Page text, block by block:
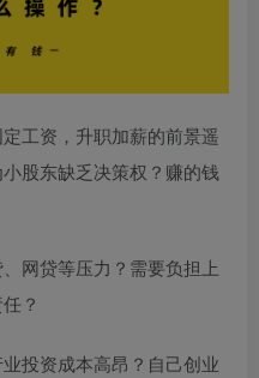
工资，升职加薪的前景遥
股东缺乏决策权？赚的钱
网贷等压力？需要负担上
？
投资成本高昂？自己创业